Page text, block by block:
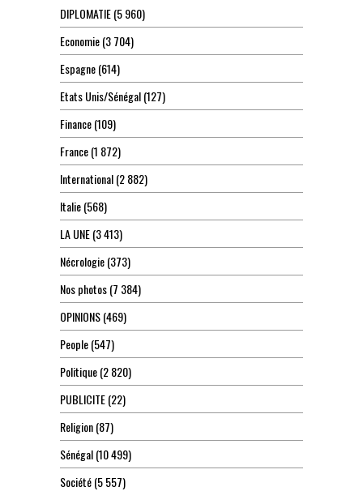
DIPLOMATIE(5 960)
Economie(3 704)
Espagne(614)
Etats Unis/Sénégal(127)
Finance(109)
France(1 872)
International(2 882)
Italie(568)
LA UNE(3 413)
Nécrologie(373)
Nos photos(7 384)
OPINIONS(469)
People(547)
Politique(2 820)
PUBLICITE(22)
Religion(87)
Sénégal(10 499)
Société(5 557)